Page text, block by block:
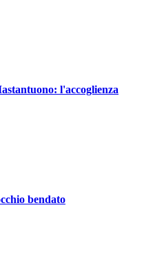
l'accoglienza
bendato